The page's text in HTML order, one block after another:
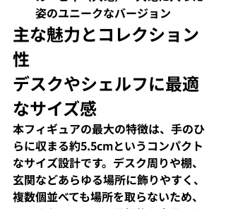
姿のユニークなバージョン
主な魅力とコレクション
性
デスクやシェルフに最適
なサイズ感
本フィギュアの最大の特徴は、手のひ
らに収まる約5.5cmというコンパクト
なサイズ設計です。デスク周りや棚、
玄関などあらゆる場所に飾りやすく、
複数個並べても場所を取らないため、